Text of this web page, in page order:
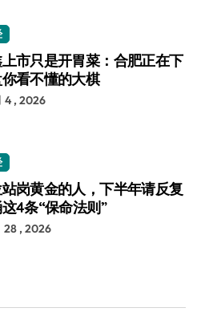
市只是开胃菜：合肥正在下
看不懂的大棋
4 , 2026
岗黄金的人，下半年请反复
4条“保命法则”
28 , 2026